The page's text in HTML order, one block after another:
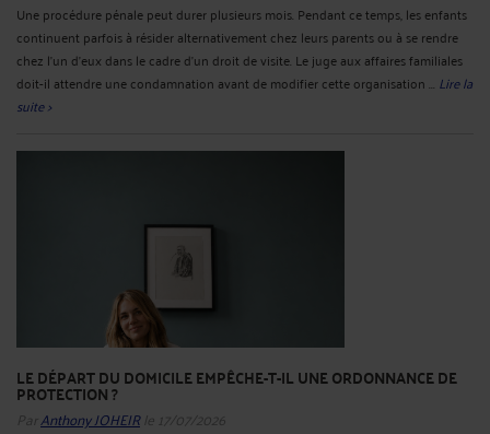
Une procédure pénale peut durer plusieurs mois. Pendant ce temps, les enfants
continuent parfois à résider alternativement chez leurs parents ou à se rendre
chez l’un d’eux dans le cadre d’un droit de visite. Le juge aux affaires familiales
doit-il attendre une condamnation avant de modifier cette organisation ... Lire la
suite >
LE DÉPART DU DOMICILE EMPÊCHE-T-IL UNE ORDONNANCE DE
PROTECTION ?
ParAnthony JOHEIRle 17/07/2026